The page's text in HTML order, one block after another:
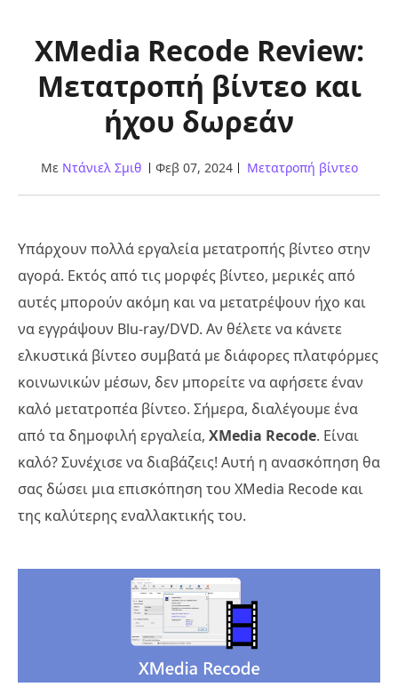
XMedia Recode Review:
Μετατροπή βίντεο και
ήχου δωρεάν
Με Ντάνιελ Σμιθ Φεβ 07, 2024 Μετατροπή βίντεο
Υπάρχουν πολλά εργαλεία μετατροπής βίντεο στην
αγορά. Εκτός από τις μορφές βίντεο, μερικές από
αυτές μπορούν ακόμη και να μετατρέψουν ήχο και
να εγγράψουν Blu-ray/DVD. Αν θέλετε να κάνετε
ελκυστικά βίντεο συμβατά με διάφορες πλατφόρμες
κοινωνικών μέσων, δεν μπορείτε να αφήσετε έναν
καλό μετατροπέα βίντεο. Σήμερα, διαλέγουμε ένα
από τα δημοφιλή εργαλεία, XMedia Recode. Είναι
καλό? Συνέχισε να διαβάζεις! Αυτή η ανασκόπηση θα
σας δώσει μια επισκόπηση του XMedia Recode και
της καλύτερης εναλλακτικής του.